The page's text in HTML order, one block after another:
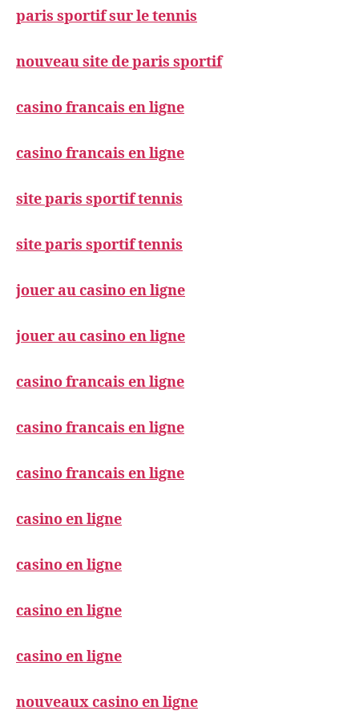
paris sportif sur le tennis
nouveau site de paris sportif
casino francais en ligne
casino francais en ligne
site paris sportif tennis
site paris sportif tennis
jouer au casino en ligne
jouer au casino en ligne
casino francais en ligne
casino francais en ligne
casino francais en ligne
casino en ligne
casino en ligne
casino en ligne
casino en ligne
nouveaux casino en ligne